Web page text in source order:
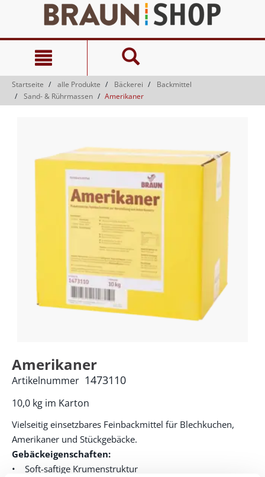
springen
Navigationsmenü
springen
Startseite alle Produkte Bäckerei
Backmittel
Sand- & Rührmassen
Amerikaner
Amerikaner
10,0 kg im Karton
Artikelnummer 1473110
Vielseitig einsetzbares Feinbackmittel für Blechkuchen,
Amerikaner und Stückgebäcke.
Gebäckeigenschaften:
• Soft-saftige Krumenstruktur